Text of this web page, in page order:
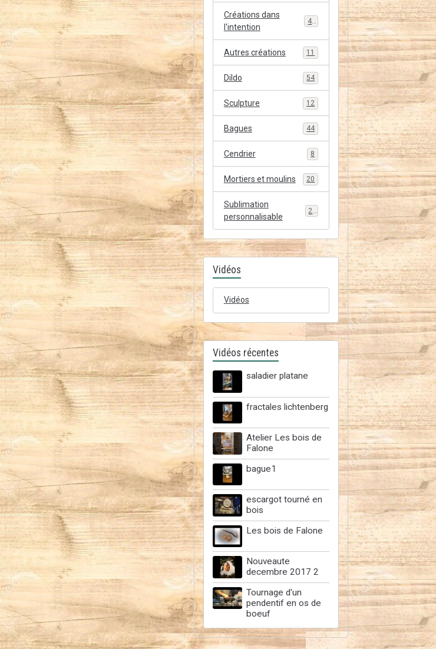
Créations dans
l'intention
48
Autres créations 11
Dildo 54
Sculpture 12
Bagues 44
Cendrier 8
Mortiers et moulins 20
Sublimation
personnalisable
20
Vidéos
Vidéos
Vidéos récentes
saladier platane
fractales lichtenberg
Atelier Les bois de
Falone
bague1
escargot tourné en
bois
Les bois de Falone
Nouveaute
decembre 2017 2
Tournage d'un
pendentif en os de
boeuf